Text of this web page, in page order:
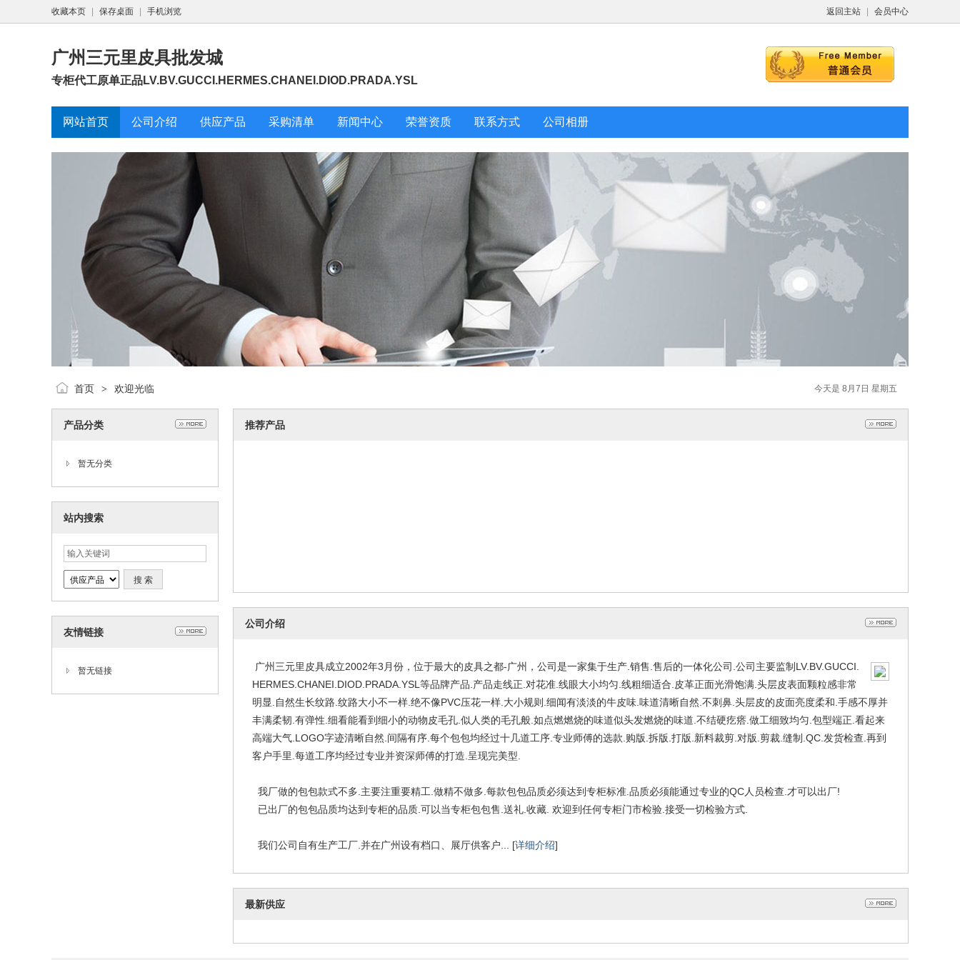
返回主站 会员中心
收藏本页 保存桌面 手机浏览
广州三元里皮具批发城
专柜代工原单正品LV.BV.GUCCI.HERMES.CHANEI.DIOD.PRADA.YSL
网站首页 公司介绍 供应产品 采购清单 新闻中心 荣誉资质 联系方式 公司相册
今天是 8月7日 星期五
首页 > 欢迎光临
产品分类
暂无分类
站内搜索
友情链接
暂无链接
推荐产品
公司介绍
广州三元里皮具成立2002年3月份，位于最大的皮具之都-广州，公司是一家集于生产.销售.售后的一体化公司.公司主要监制LV.BV.GUCCI.
HERMES.CHANEI.DIOD.PRADA.YSL等品牌产品.产品走线正.对花准.线眼大小均匀.线粗细适合.皮革正面光滑饱满.头层皮表面颗粒感非常
明显.自然生长纹路.纹路大小不一样.绝不像PVC压花一样.大小规则.细闻有淡淡的牛皮味.味道清晰自然.不刺鼻.头层皮的皮面亮度柔和.手感不厚并
丰满柔韧.有弹性.细看能看到细小的动物皮毛孔.似人类的毛孔般.如点燃燃烧的味道似头发燃烧的味道.不结硬疙瘩.做工细致均匀.包型端正.看起来
高端大气.LOGO字迹清晰自然.间隔有序.每个包包均经过十几道工序.专业师傅的选款.购版.拆版.打版.新料裁剪.对版.剪裁.缝制.QC.发货检查.再到
客户手里.每道工序均经过专业并资深师傅的打造.呈现完美型.
我厂做的包包款式不多.主要注重要精工.做精不做多.每款包包品质必须达到专柜标准.品质必须能通过专业的QC人员检查.才可以出厂!
已出厂的包包品质均达到专柜的品质.可以当专柜包包售.送礼.收藏. 欢迎到任何专柜门市检验.接受一切检验方式.
我们公司自有生产工厂.并在广州设有档口、展厅供客户... [详细介绍]
最新供应